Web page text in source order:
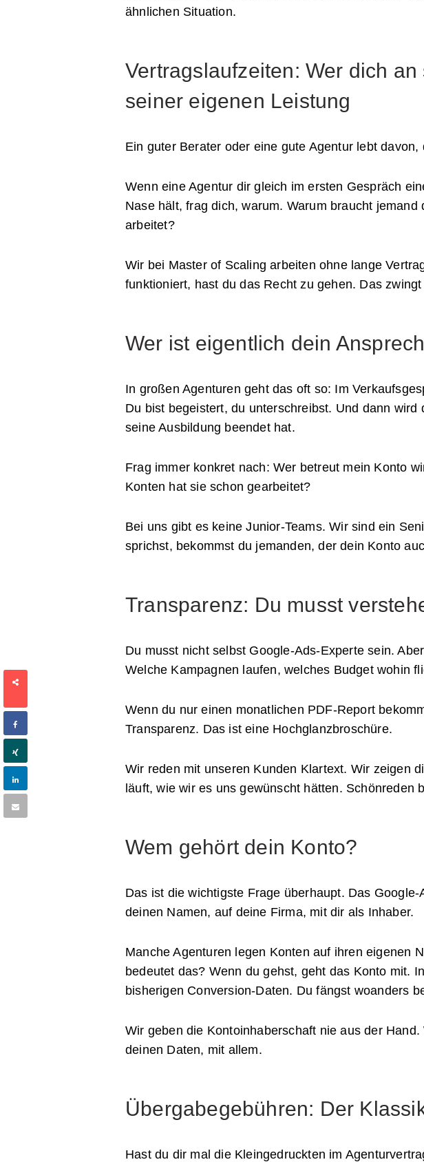
ähnlichen Situation.
Vertragslaufzeiten: Wer dich
seiner eigenen Leistung
Ein guter Berater oder eine gute Agentur lebt
Wenn eine Agentur dir gleich im ersten Gespräch
Nase hält, frag dich, warum. Warum braucht
arbeitet?
Wir bei Master of Scaling arbeiten ohne lange
funktioniert, hast du das Recht zu gehen. Das
Wer ist eigentlich dein
In großen Agenturen geht das oft so: Im
Du bist begeistert, du unterschreibst. Und dann
seine Ausbildung beendet hat.
Frag immer konkret nach: Wer betreut mein Konto
Konten hat sie schon gearbeitet?
Bei uns gibt es keine Junior-Teams. Wir sind ein
sprichst, bekommst du jemanden, der dein Konto
Transparenz: Du musst
Du musst nicht selbst Google-Ads-Experte sein.
Welche Kampagnen laufen, welches Budget wohin
Wenn du nur einen monatlichen PDF-Report
Transparenz. Das ist eine Hochglanzbroschüre.
Wir reden mit unseren Kunden Klartext. Wir zeigen
läuft, wie wir es uns gewünscht hätten. Schönreden
Wem gehört dein Konto?
Das ist die wichtigste Frage überhaupt. Das
deinen Namen, auf deine Firma, mit dir als Inhaber.
Manche Agenturen legen Konten auf ihren eigenen
bedeutet das? Wenn du gehst, geht das Konto mit.
bisherigen Conversion-Daten. Du fängst woanders
Wir geben die Kontoinhaberschaft nie aus der
deinen Daten, mit allem.
Übergabegebühren: Der
Hast du dir mal die Kleingedruckten im